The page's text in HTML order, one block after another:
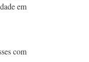
em
com